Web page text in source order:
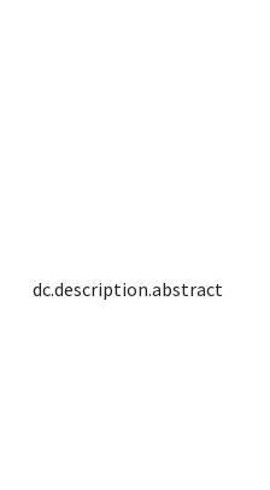
dc.description.abstract